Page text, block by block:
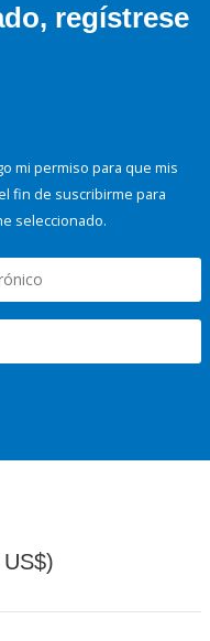
regístrese
mi permiso para que mis
fin de suscribirme para
seleccionado.